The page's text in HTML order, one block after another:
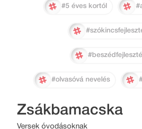
#5 éves kortól
#olvasóvá nevelés
Zsákbamacska
Versek óvodásoknak